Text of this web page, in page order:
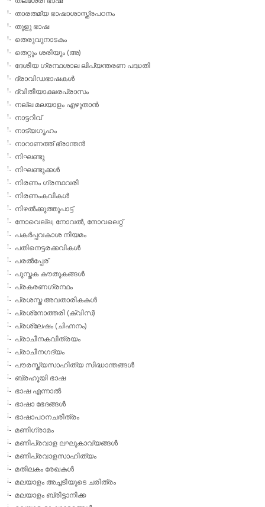
താരതമ്യ ഭാഷാശാസ്ത്രപഠനം
തുളു ഭാഷ
തെരുവുനാടകം
തെറ്റും ശരിയും (അ)
ദേശീയ ഗ്രന്ഥശാല ലിപ്യന്തരണ പദ്ധതി
ദ്രാവിഡഭാഷകള്‍
ദ്വിതീയാക്ഷരപ്രാസം
നല്ല മലയാളം എഴുതാന്‍
നാട്ടറിവ്
നാട്യഗൃഹം
നാറാണത്ത് ഭ്രാന്തന്‍
നിഘണ്ടു
നിഘണ്ടുക്കള്‍
നിരണം ഗ്രന്ഥവരി
നിരണംകവികള്‍
നിഴല്‍ക്കുത്തുപാട്ട്
നോവെല്ല, നോവല്‍, നോവലെറ്റ്
പകര്‍പ്പവകാശ നിയമം
പതിനെട്ടരക്കവികള്‍
പരല്‍പ്പേര്
പുസ്തക കൗതുകങ്ങള്‍
പ്രകരണഗ്രന്ഥം
പ്രശസ്ത അവതാരികകള്‍
പ്രശ്‌നോത്തരി (ക്വിസ്)
പ്രശ്ലേഷം (ചിഹ്നനം)
പ്രാചീനകവിത്രയം
പ്രാചീനഗദ്യം
പൗരസ്ത്യസാഹിത്യ സിദ്ധാന്തങ്ങള്‍
ബ്രഹൂയി ഭാഷ
ഭാഷ എന്നാല്‍
ഭാഷാ ഭേദങ്ങള്‍
ഭാഷാപഠനചരിത്രം
മണിഗ്രാമം
മണിപ്രവാള ലഘുകാവ്യങ്ങള്‍
മണിപ്രവാളസാഹിത്യം
മതിലകം രേഖകള്‍
മലയാളം അച്ചടിയുടെ ചരിത്രം
മലയാളം ബ്രിട്ടാനിക്ക